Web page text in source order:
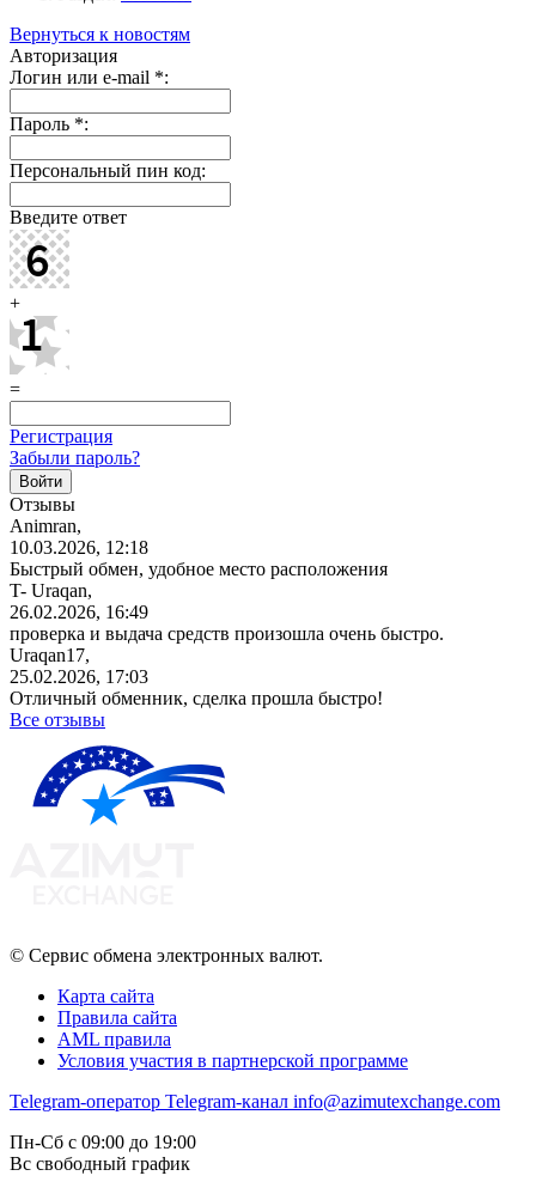
Вернуться к новостям
Авторизация
Логин или e-mail *:
Пароль *:
Персональный пин код:
Введите ответ
+
=
Регистрация
Забыли пароль?
Отзывы
Animran,
10.03.2026, 12:18
Быстрый обмен, удобное место расположения
T- Uraqan,
26.02.2026, 16:49
проверка и выдача средств произошла очень быстро.
Uraqan17,
25.02.2026, 17:03
Отличный обменник, сделка прошла быстро!
Все отзывы
© Сервис обмена электронных валют.
Карта сайта
Правила сайта
AML правила
Условия участия в партнерской программе
Telegram-оператор Telegram-канал info@azimutexchange.com
Пн-Сб с 09:00 до 19:00
Вс свободный график